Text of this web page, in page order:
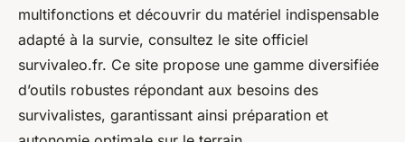
multifonctions et découvrir du matériel indispensable
adapté à la survie, consultez le site officiel
survivaleo.fr. Ce site propose une gamme diversifiée
d’outils robustes répondant aux besoins des
survivalistes, garantissant ainsi préparation et